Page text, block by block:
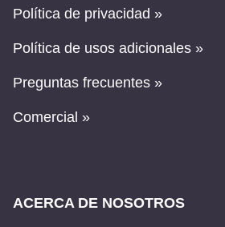
Política de privacidad »
Política de usos adicionales »
Preguntas frecuentes »
Comercial »
ACERCA DE NOSOTROS